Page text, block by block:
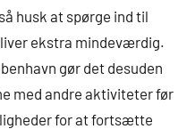
husk at spørge ind til
ekstra mindeværdig.
gør det desuden
med andre aktiviteter før
for at fortsætte